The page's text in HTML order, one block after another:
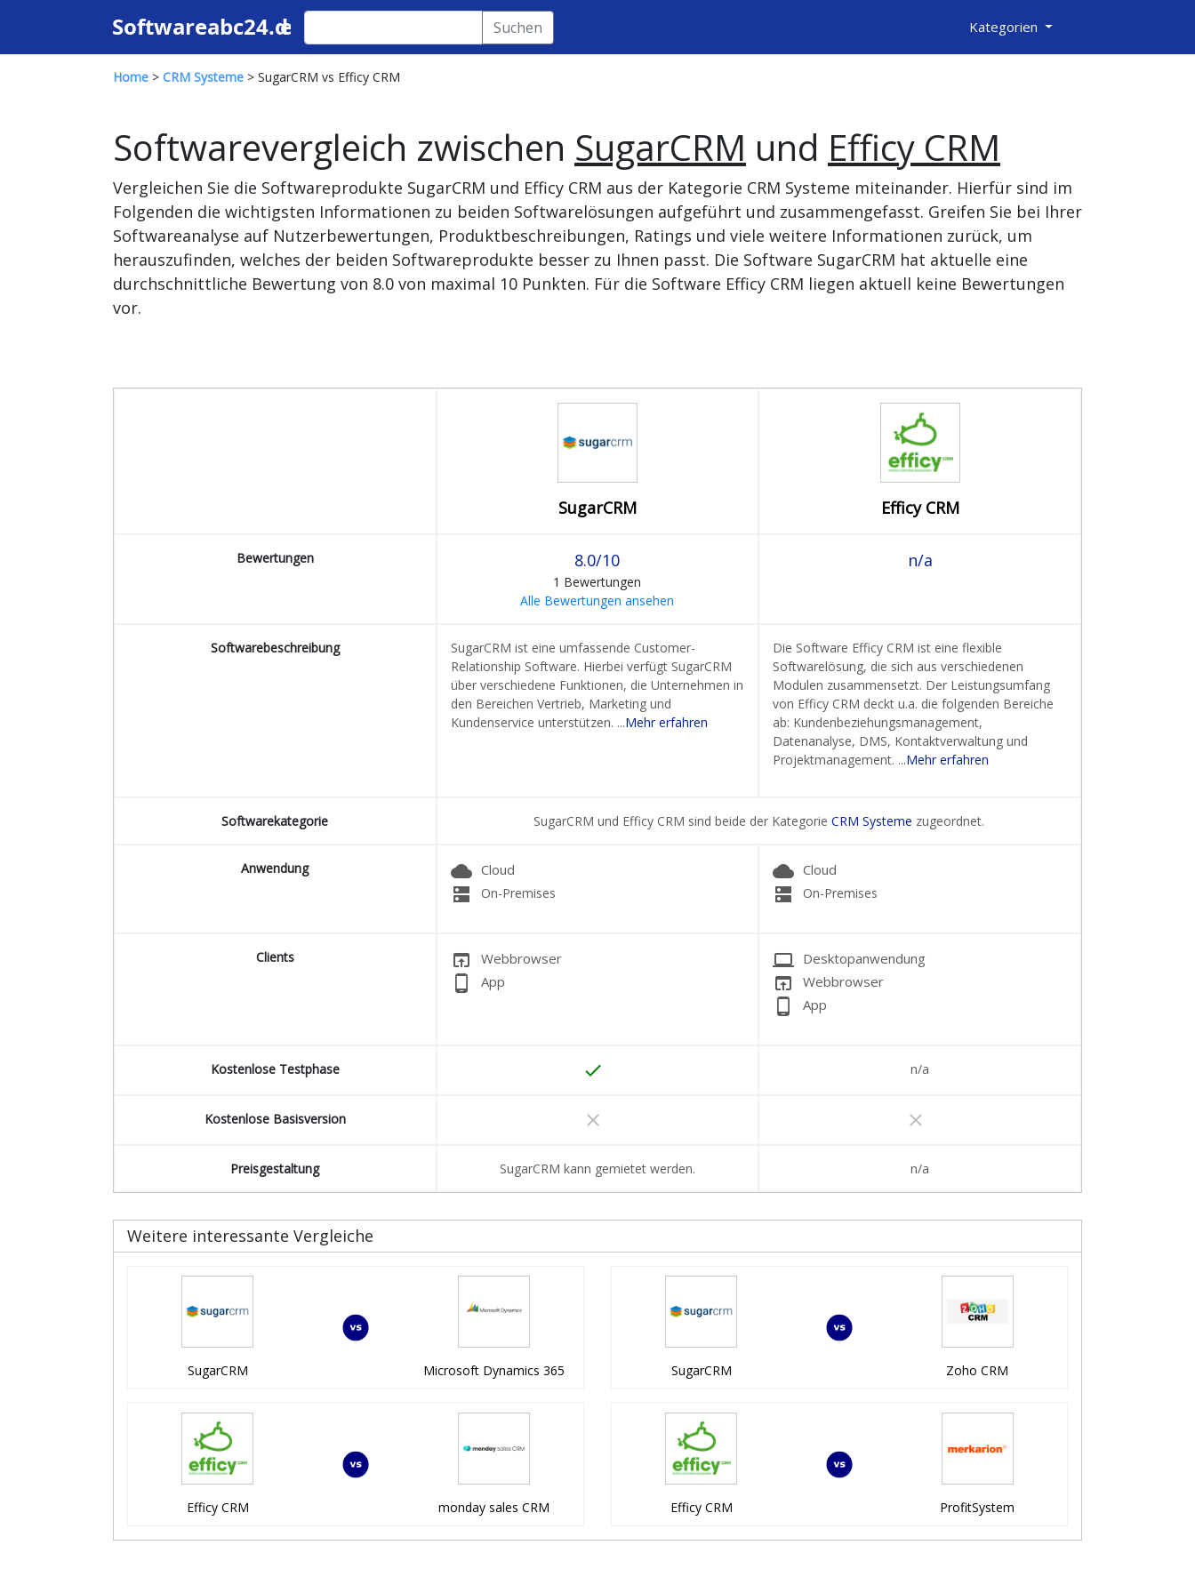
Suchen Kategorien
Home > CRM Systeme > SugarCRM vs Efficy CRM
Softwarevergleich zwischen SugarCRM und Efficy CRM
Vergleichen Sie die Softwareprodukte SugarCRM und Efficy CRM aus der Kategorie CRM Systeme miteinander. Hierfür sind im
Folgenden die wichtigsten Informationen zu beiden Softwarelösungen aufgeführt und zusammengefasst. Greifen Sie bei Ihrer
Softwareanalyse auf Nutzerbewertungen, Produktbeschreibungen, Ratings und viele weitere Informationen zurück, um
herauszufinden, welches der beiden Softwareprodukte besser zu Ihnen passt. Die Software SugarCRM hat aktuelle eine
durchschnittliche Bewertung von 8.0 von maximal 10 Punkten. Für die Software Efficy CRM liegen aktuell keine Bewertungen
vor.
SugarCRM Efficy CRM
Bewertungen 8.0/10
1 Bewertungen
Alle Bewertungen ansehen
n/a
Softwarebeschreibung
SugarCRM ist eine umfassende Customer-
Relationship Software. Hierbei verfügt SugarCRM
über verschiedene Funktionen, die Unternehmen in
den Bereichen Vertrieb, Marketing und
Kundenservice unterstützen. ...Mehr erfahren
Die Software Efficy CRM ist eine flexible
Softwarelösung, die sich aus verschiedenen
Modulen zusammensetzt. Der Leistungsumfang
von Efficy CRM deckt u.a. die folgenden Bereiche
ab: Kundenbeziehungsmanagement,
Datenanalyse, DMS, Kontaktverwaltung und
Projektmanagement. ...Mehr erfahren
Softwarekategorie SugarCRM und Efficy CRM sind beide der Kategorie CRM Systeme zugeordnet.
Anwendung cloud Cloud
dns On-Premises
cloud Cloud
dns On-Premises
Clients open_in_browser Webbrowser
phone_android App
laptop Desktopanwendung
open_in_browser Webbrowser
phone_android App
Kostenlose Testphase done n/a
Kostenlose Basisversion clear clear
Preisgestaltung SugarCRM kann gemietet werden. n/a
Weitere interessante Vergleiche
SugarCRM Microsoft Dynamics 365 SugarCRM Zoho CRM
Efficy CRM monday sales CRM Efficy CRM ProfitSystem